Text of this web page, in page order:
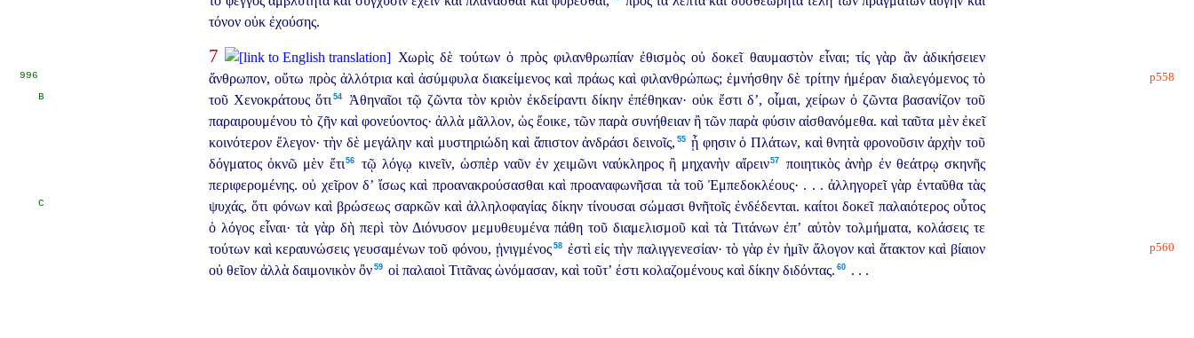
τόνον οὐκ ἐχούσης.
7
Χωρὶς δὲ τούτων ὁ πρὸς φιλανθρωπίαν ἐθισμὸς οὐ δοκεῖ θαυμαστὸν εἶναι; τίς γὰρ ἂν ἀδικήσειεν
ἄνθρωπον,
996 οὔτω πρὸς ἀλλότρια καὶ ἀσύμφυλα p558
διακείμενος καὶ πράως καὶ φιλανθρώπως; ἐμνήσθην δὲ τρίτην ἡμέραν διαλεγόμενος τὸ
τοῦ Χενοκράτους ὅτι⁠ 54 Ἀθηναῖοι τῷ ζῶντα τὸν κριὸν ἐκδείραντι δίκην ἐπέθηκαν· οὐκ ἔστι δ’, οἶμαι, χείρων ὁ ζῶντα βασανίζον
B
τοῦ
παραιρουμένου τὸ ζῆν καὶ φονεύοντος· ἀλλὰ μᾶλλον, ὡς ἔοικε, τῶν παρὰ συνήθειαν ἢ τῶν παρὰ φύσιν αἰσθανόμεθα. καὶ ταῦτα μὲν ἐκεῖ
κοινότερον ἔλεγον· τὴν δὲ μεγάλην καὶ μυστηριώδη καὶ ἄπιστον ἀνδράσι δεινοῖς,⁠ 55
ᾗ φησιν ὁ Πλάτων, καὶ θνητὰ φρονοῦσιν ἀρχὴν τοῦ
δόγματος ὀκνῶ μὲν ἔτι⁠ 56 τῷ λόγῳ κινεῖν, ὡσπὲρ ναῦν ἐν χειμῶνι ναύκληρος ἢ μηχανὴν αἴρειν⁠57
ποιητικὸς ἀνὴρ ἐν θεάτρῳ σκηνῆς
περιφερομένης. οὐ χεῖρον δ’ ἴσως καὶ προανακρούσασθαι καὶ προαναφωνῆσαι τὰ τοῦ Ἐμπεδοκλέους· . . . ἀλληγορεῖ γὰρ ἐνταῦθα τὰς
ψυχάς, ὅτι φόνων καὶ βρώσεως σαρκῶν καὶ ἀλληλοφαγίας δίκην τίνουσαι σώμασι θνῆτοῖς ἐνδέδενται.
C
καίτοι δοκεῖ παλαιότερος οὗτος
ὁ λόγος εἶναι· τὰ γὰρ δὴ περὶ τὸν Διόνυσον μεμυθευμένα πάθη τοῦ διαμελισμοῦ καὶ τὰ Τιτάνων ἐπ’ αὐτὸν τολμήματα, κολάσεις τε
τούτων καὶ κεραυνώσεις γευσαμένων τοῦ φόνου, ᾐνιγμένος⁠ 58 ἐστὶ εἰς τὴν παλιγγενεσίαν· p560
τὸ γὰρ ἐν ἡμῖν ἄλογον καὶ ἄτακτον καὶ βίαιον
οὐ θεῖον ἀλλὰ δαιμονικὸν ὂν⁠ 59 οἱ παλαιοὶ Τιτᾶνας ὠνόμασαν, καὶ τοῦτ’ ἐστι κολαζομένους καὶ δίκην διδόντας.⁠ 60 . . .